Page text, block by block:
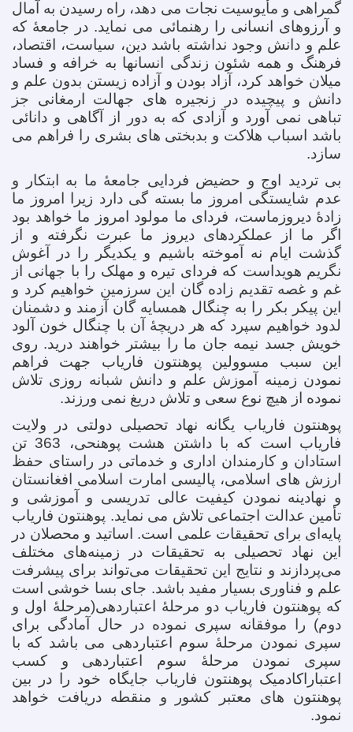
گمراهی و مأیوسیت نجات می دهد، راه رسیدن به آمال
و آرزوهای انسانی را رهنمائی می نماید. در جامعۀ که
علم و دانش وجود نداشته باشد دین، سیاست، اقتصاد،
فرهنگ و همه شئون زندگی انسانها به خرافه و فساد
میلان خواهد کرد، آزاد بودن و آزاده زیستن بدون علم و
دانش و پیچیده در زنجیره های جهالت ارمغانی جز
تباهی نمی آورد و آزادی که به دور از آگاهی و دانائی
باشد اسباب هلاکت و بدبختی های بشری را فراهم می
سازد.
بی تردید اوج و حضیض فردایی جامعۀ ما به ابتکار و
عدم شایستگی امروز ما بسته گی دارد زیرا امروز ما
زادۀ دیروزماست، فردای ما مولود امروز ما خواهد بود
اگر ما از عملکردهای دیروز ما عبرت نگرفته و از
گذشت ایام نه آموخته باشیم و یکدیگر را در آغوش
نگریم هویداست که فردای تیره و مهلک را با جهانی از
غم و غصه تقدیم زاده گان این سرزمین خواهیم کرد و
این پیکر بکر را به چنگال همسایه گان آزمند و دشمنان
لدود خواهیم سپرد که هر دریچۀ آن با چنگال خون آلود
خویش جسد نیمه جان ما را بیشتر خواهند درید. روی
این سبب مسوولین پوهنتون فاریاب جهت فراهم
نمودن زمینه آموزش علم و دانش شبانه روزی تلاش
نموده از هیچ نوع سعی و تلاش دریغ نمی ورزند.
پوهنتون فاریاب یگانه نهاد تحصیلی دولتی در ولایت
فاریاب است که با داشتن هشت پوهنحی، 363 تن
استادان و کارمندان اداری و خدماتی در راستای حفظ
ارزش های اسلامی، پالیسی امارت اسلامی افغانستان
و نهادینه نمودن کیفیت عالی تدریسی و آموزشی و
تأمین عدالت اجتماعی تلاش می نماید. پوهنتون فاریاب
پایه‌ای برای تحقیقات علمی است. اساتید و محصلان در
این نهاد تحصیلی به تحقیقات در زمینه‌های مختلف
می‌پردازند و نتایج این تحقیقات می‌تواند برای پیشرفت
علم و فناوری بسیار مفید باشد. جای بسا خوشی است
که پوهنتون فاریاب دو مرحلۀ اعتباردهی(مرحلۀ اول و
دوم) را موفقانه سپری نموده در حال آمادگی برای
سپری نمودن مرحلۀ سوم اعتباردهی می باشد که با
سپری نمودن مرحلۀ سوم اعتباردهی و کسب
اعتباراکادمیک پوهنتون فاریاب جایگاه خود را در بین
پوهنتون های معتبر کشور و منقطه دریافت خواهد
نمود.